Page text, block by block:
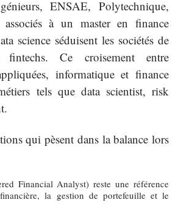
ENSAE, Polytechnique,
associés à un master en finance
science séduisent les sociétés de
Ce croisement entre
informatique et finance
tels que data scientist, risk
qui pèsent dans la balance lors
Financial Analyst) reste une référence
la gestion de portefeuille et le